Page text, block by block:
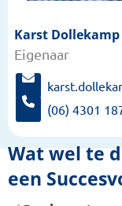
Meer
informatie
over:
Karst
Dollekamp
Karst Dollekamp
Eigenaar
S
t
u
u
r
e
(06) 4301
K
Wat wel te
een